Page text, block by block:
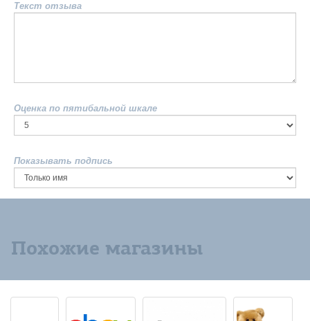
Текст отзыва
Оценка по пятибальной шкале
Показывать подпись
Похожие магазины